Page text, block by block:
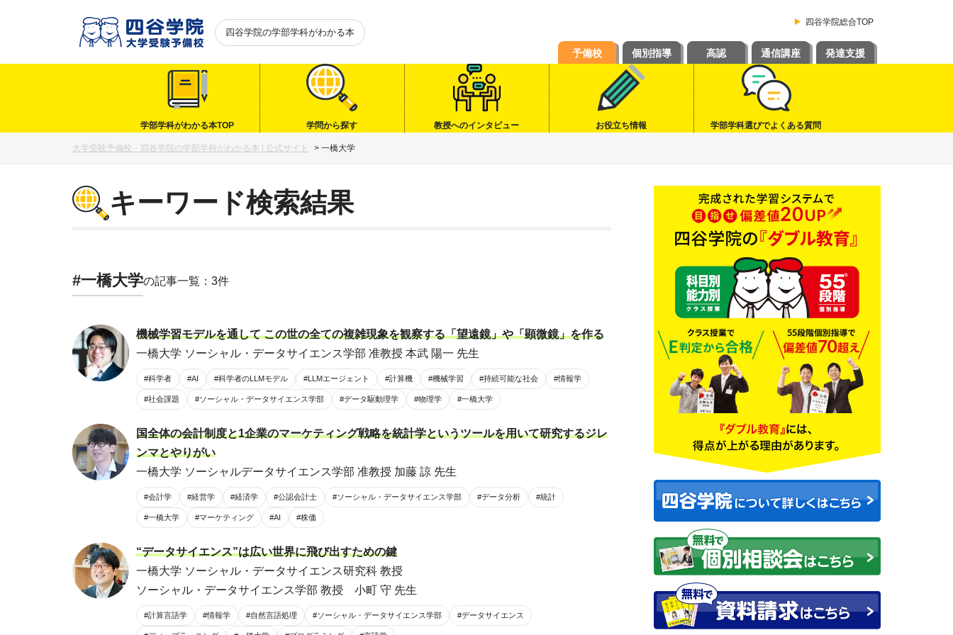
四谷学院の学部学科がわかる本
四谷学院総合TOP
予備校 個別指導 高認 通信講座 発達支援
学部学科がわかる本TOP 学問から探す 教授へのインタビュー お役立ち情報 学部学科選びでよくある質問
大学受験予備校・四谷学院の学部学科がわかる本 | 公式サイト > 一橋大学
キーワード検索結果
#一橋大学の記事一覧：3件
機械学習モデルを通して この世の全ての複雑現象を観察する「望遠鏡」や「顕微鏡」を作る
一橋大学 ソーシャル・データサイエンス学部 准教授 本武 陽一 先生
#科学者 #AI #科学者のLLMモデル #LLMエージェント #計算機 #機械学習 #持続可能な社会 #情報学
#社会課題 #ソーシャル・データサイエンス学部 #データ駆動理学 #物理学 #一橋大学
国全体の会計制度と1企業のマーケティング戦略を統計学というツールを用いて研究するジレ
ンマとやりがい
一橋大学 ソーシャルデータサイエンス学部 准教授 加藤 諒 先生
#会計学 #経営学 #経済学 #公認会計士 #ソーシャル・データサイエンス学部 #データ分析 #統計
#一橋大学 #マーケティング #AI #株価
“データサイエンス”は広い世界に飛び出すための鍵
一橋大学 ソーシャル・データサイエンス研究科 教授
ソーシャル・データサイエンス学部 教授 小町 守 先生
#計算言語学 #情報学 #自然言語処理 #ソーシャル・データサイエンス学部 #データサイエンス